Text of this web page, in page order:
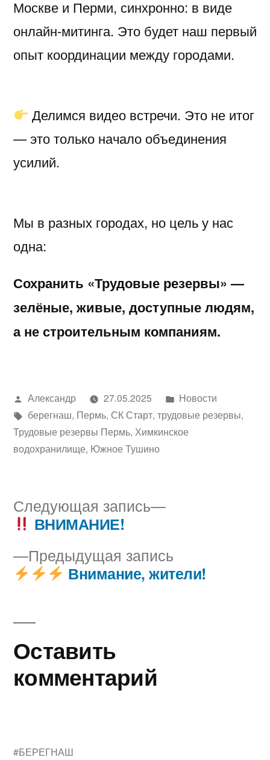
Москве и Перми, синхронно: в виде
онлайн-митинга. Это будет наш первый
опыт координации между городами.
Делимся видео встречи. Это не итог
— это только начало объединения
усилий.
Мы в разных городах, но цель у нас
одна:
Сохранить «Трудовые резервы» —
зелёные, живые, доступные людям,
а не строительным компаниям.
Написано
автором
Александр 27.05.2025
Написано
в
Новости
Метки:
берегнаш, Пермь, СК Старт, трудовые резервы,
Трудовые резервы Пермь, Химкинское
водохранилище, Южное Тушино
Навигация
по
записям
Предыдущая запись
запись:
Внимание, жители!
Следующая запись
Следующая
ВНИМАНИЕ!
Оставить
комментарий
#БЕРЕГНАШ